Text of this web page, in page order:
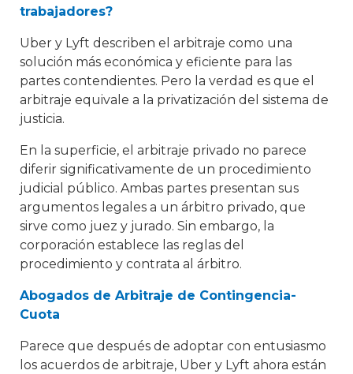
trabajadores?
Uber y Lyft describen el arbitraje como una
solución más económica y eficiente para las
partes contendientes. Pero la verdad es que el
arbitraje equivale a la privatización del sistema de
justicia.
En la superficie, el arbitraje privado no parece
diferir significativamente de un procedimiento
judicial público. Ambas partes presentan sus
argumentos legales a un árbitro privado, que
sirve como juez y jurado. Sin embargo, la
corporación establece las reglas del
procedimiento y contrata al árbitro.
Abogados de Arbitraje de Contingencia-
Cuota
Parece que después de adoptar con entusiasmo
los acuerdos de arbitraje, Uber y Lyft ahora están